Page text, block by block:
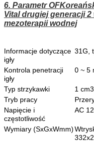
6. Parametr OF
Vital drugiej generacji
mezoterapii wodnej
Informacje dotyczące
igły
31G,
Kontrola penetracji
igły
0 ~ 5
Typ strzykawki
1
Tryb pracy
Napięcie i
częstotliwość
AC
Wymiary (SxGxWmm)